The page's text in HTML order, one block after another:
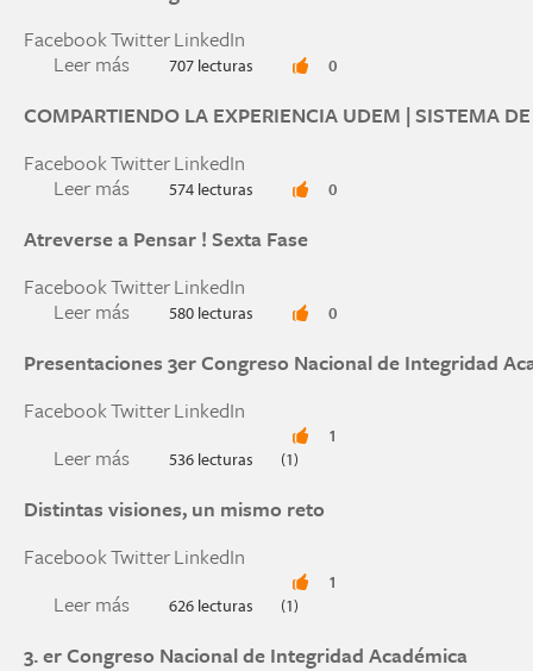
FacebookTwitterLinkedIn
Leer más sobre "Árbol de la integridad"
707 lecturas 0
COMPARTIENDO LA EXPERIENCIA UDEM | SISTEMA
FacebookTwitterLinkedIn
Leer más sobre COMPARTIENDO LA EXPERIENCIA
574 lecturas 0
Atreverse a Pensar ! Sexta Fase
FacebookTwitterLinkedIn
Leer más sobre Atreverse a Pensar ! Sexta Fase
580 lecturas 0
Presentaciones 3er Congreso Nacional de Integridad
FacebookTwitterLinkedIn
Leer más sobre Presentaciones 3er Congreso Nacional
536 lecturas
1
(1)
Distintas visiones, un mismo reto
FacebookTwitterLinkedIn
Leer más sobre Distintas visiones, un mismo reto
626 lecturas
1
(1)
3. er Congreso Nacional de Integridad Académica